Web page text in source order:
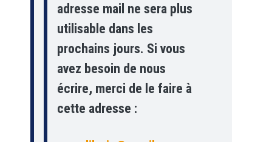
adresse mail ne sera plus
utilisable dans les
prochains jours. Si vous
avez besoin de nous
écrire, merci de le faire à
cette adresse :